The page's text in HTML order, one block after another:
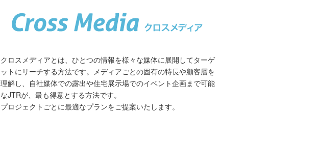
クロスメディアとは、ひとつの情報を様々な媒体に展開してターゲ
ットにリーチする方法です。メディアごとの固有の特長や顧客層を
理解し、自社媒体での露出や住宅展示場でのイベント企画まで可能
なJTRが、最も得意とする方法です。
プロジェクトごとに最適なプランをご提案いたします。